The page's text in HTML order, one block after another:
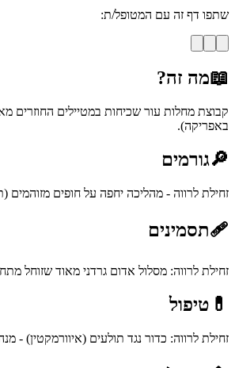
שתפו דף זה עם המטופל/ת:
📖מה זה?
קבוצת מחלות עור שכיחות במטיילים החוזרים
באפריקה).
🔎גורמים
זחילת לרווה - מהליכה יחפה על חופים
🩹תסמינים
זחילת לרווה: מסלול אדום גרדני מאוד
💊 טיפול
זחילת לרווה: כדור נגד תולעים (איוורמקטין) -